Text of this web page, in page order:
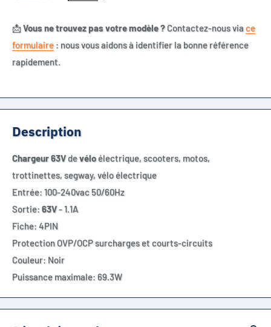
📩Vous ne trouvez pas votre modèle ?Contactez-nous viace
formulaire : nous vous aidons à identifier la bonne référence
rapidement.
Description
Chargeur63Vdevéloélectrique, scooters, motos,
trottinettes, segway, vélo électrique
Entrée: 100-240vac 50/60Hz
Sortie: 63V- 1.1A
Fiche: 4PIN
Protection OVP/OCP surcharges et courts-circuits
Couleur: Noir
Puissance maximale: 69.3W